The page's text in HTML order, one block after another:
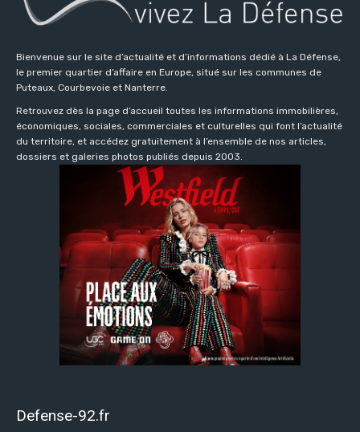
Bienvenue sur le site d’actualité et d’informations dédié à La Défense,
le premier quartier d’affaire en Europe, situé sur les communes de
Puteaux, Courbevoie et Nanterre.
Retrouvez dès la page d’accueil toutes les informations immobilières,
économiques, sociales, commerciales et culturelles qui font l’actualité
du territoire, et accédez gratuitement à l’ensemble de nos articles,
dossiers et galeries photos publiés depuis 2003.
Defense-92.fr